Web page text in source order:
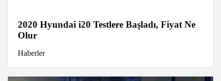
2020 Hyundai i20 Testlere Başladı, Fiyat Ne
Olur
Haberler